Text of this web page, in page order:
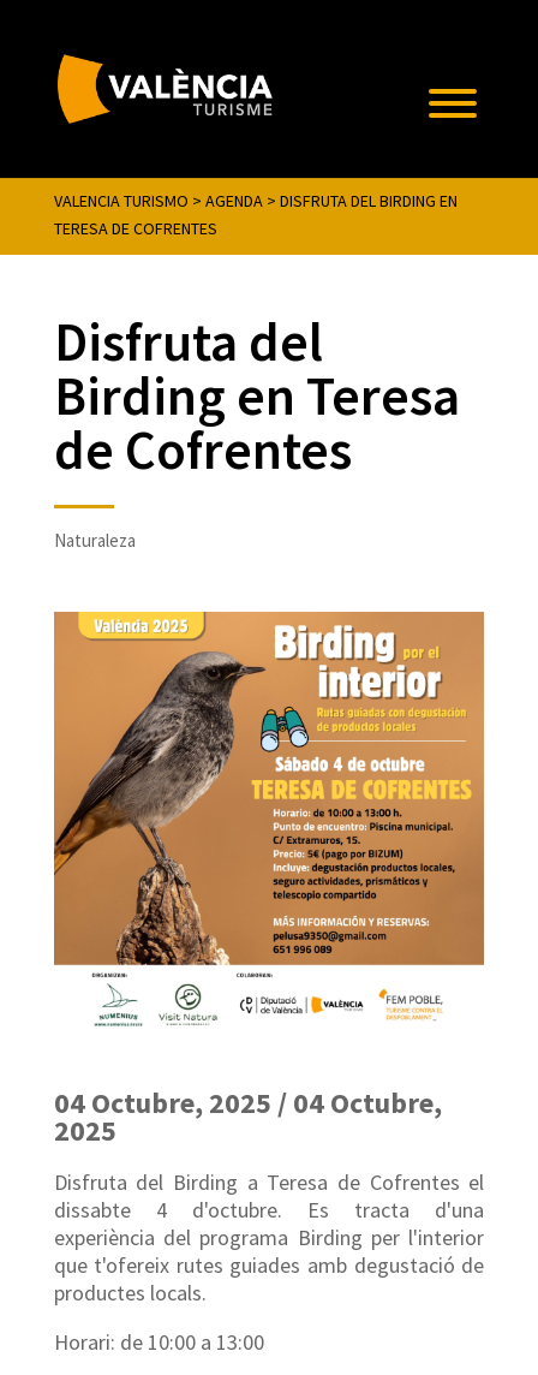
VALENCIA TURISMO > AGENDA> DISFRUTA DEL BIRDING EN
TERESA DE COFRENTES
Disfruta del
Birding en Teresa
de Cofrentes
Naturaleza
04 Octubre, 2025 / 04 Octubre,
2025
Disfruta del Birding a Teresa de Cofrentes el
dissabte 4 d'octubre. Es tracta d'una
experiència del programa Birding per l'interior
que t'ofereix rutes guiades amb degustació de
productes locals.
Horari: de 10:00 a 13:00